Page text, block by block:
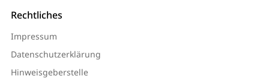
Rechtliches
Impressum
Datenschutzerklärung
Hinweisgeberstelle